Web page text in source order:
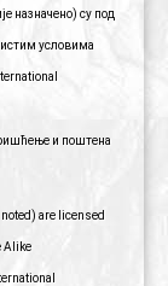
назначено) су под
условима
и поштена
are licensed
Alike